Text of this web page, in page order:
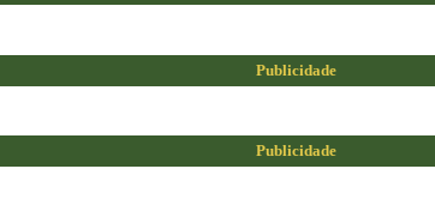
Publicidade
Publicidade